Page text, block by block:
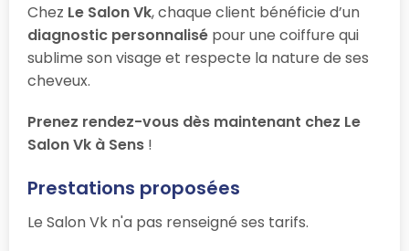
Chez Le Salon Vk, chaque client bénéficie d’un
diagnostic personnalisé pour une coiffure qui
sublime son visage et respecte la nature de ses
cheveux.
Prenez rendez-vous dès maintenant chez Le
Salon Vk à Sens !
Prestations proposées
Le Salon Vk n'a pas renseigné ses tarifs.